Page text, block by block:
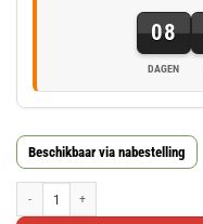
08
DAGEN
Beschikbaar via nabestelling